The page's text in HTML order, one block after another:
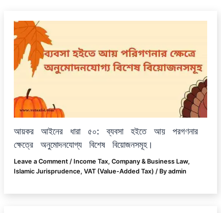
আয়কর আইনের ধারা ৫০: ব্যবসা হইতে আয় পরগণনার
ক্ষেত্রে অনুমোদনযোগ্য বিশেষ বিয়োজনসমূহ।
Leave a Comment / Income Tax, Company & Business Law,
Islamic Jurisprudence, VAT (Value-Added Tax) / By admin